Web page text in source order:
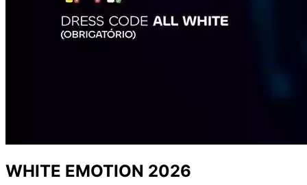
WHITE EMOTION 2026